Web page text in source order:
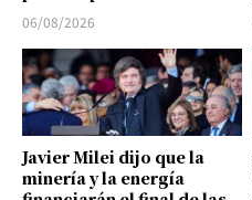
06/08/2026
Javier Milei dijo que la
minería y la energía